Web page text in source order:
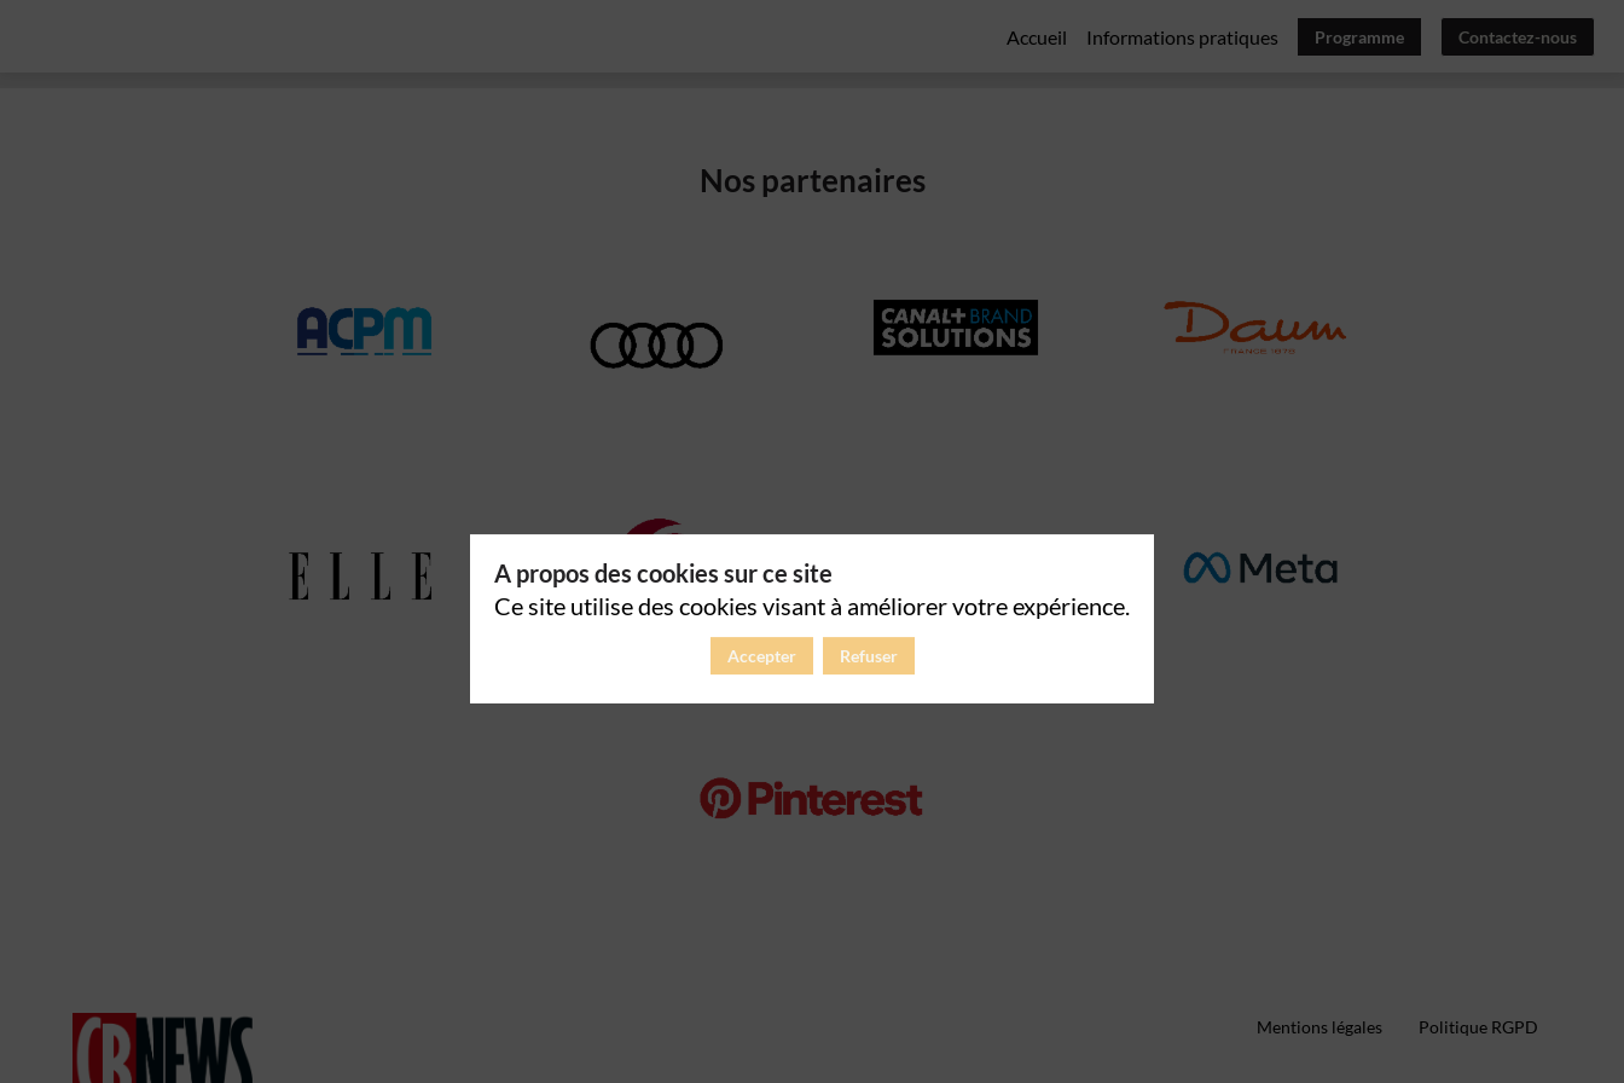
Accueil Informations pratiques Programme Contactez-nous
Nos partenaires
Mentions légales Politique RGPD
A propos des cookies sur ce site
Ce site utilise des cookies visant à améliorer votre expérience.
Accepter Refuser